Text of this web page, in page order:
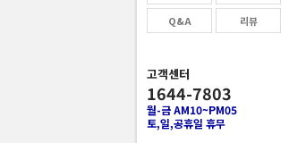
Q&A
리뷰
고객센터
1644-7803
월-금 AM10~PM05
토,일,공휴일 휴무